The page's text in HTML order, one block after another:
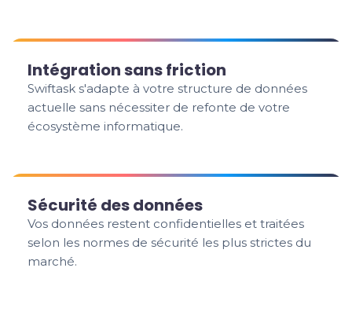
Intégration sans friction
Swiftask s'adapte à votre structure de données
actuelle sans nécessiter de refonte de votre
écosystème informatique.
Sécurité des données
Vos données restent confidentielles et traitées
selon les normes de sécurité les plus strictes du
marché.